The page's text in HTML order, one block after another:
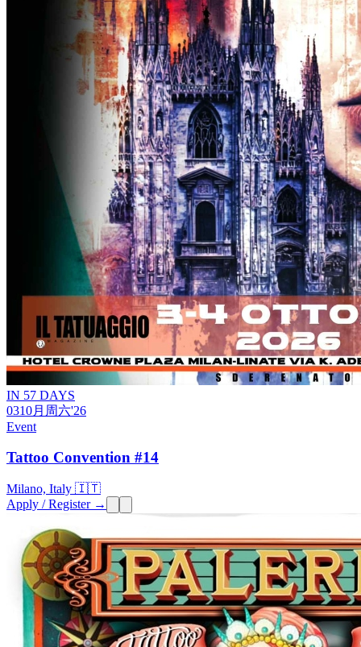
IN 57 DAYS
0310月 周六'26
Event
Tattoo Convention #14
Milano, Italy 🇮🇹
Apply / Register →